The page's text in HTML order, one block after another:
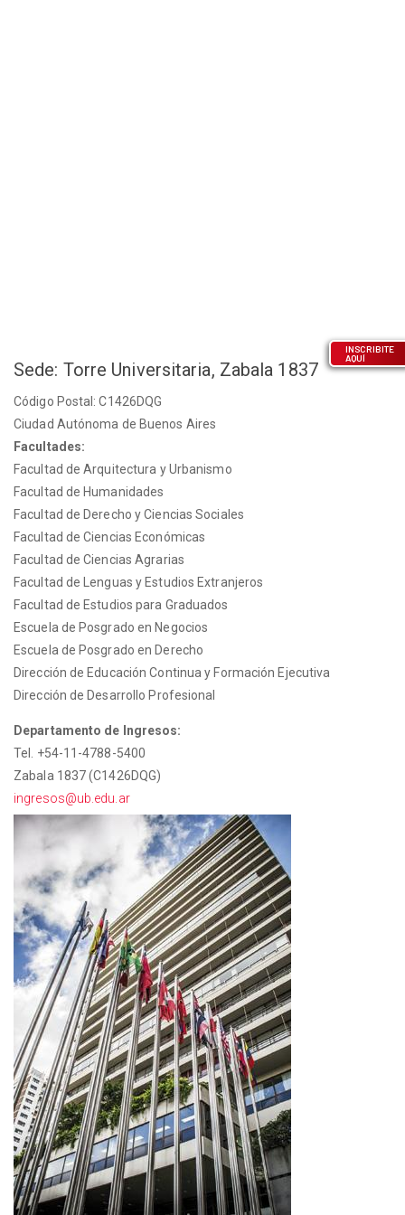
Sede: Torre Universitaria, Zabala 1837
Código Postal: C1426DQG
Ciudad Autónoma de Buenos Aires
Facultades:
Facultad de Arquitectura y Urbanismo
Facultad de Humanidades
Facultad de Derecho y Ciencias Sociales
Facultad de Ciencias Económicas
Facultad de Ciencias Agrarias
Facultad de Lenguas y Estudios Extranjeros
Facultad de Estudios para Graduados
Escuela de Posgrado en Negocios
Escuela de Posgrado en Derecho
Dirección de Educación Continua y Formación Ejecutiva
Dirección de Desarrollo Profesional
Departamento de Ingresos:
Tel. +54-11-4788-5400
Zabala 1837 (C1426DQG)
ingresos@ub.edu.ar
INSCRIBITE
AQUÍ